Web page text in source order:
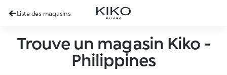
Liste des magasins
Trouve un magasin Kiko -
Philippines